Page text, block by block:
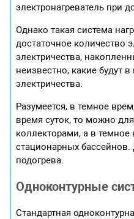
электронагреватель при
Однако такая система
достаточное количество
электричества,
неизвестно, какие будут
электричества.
Разумеется, в темное
время суток, то можно
коллекторами, а в темное
стационарных
подогрева.
Одноконтурные
Стандартная